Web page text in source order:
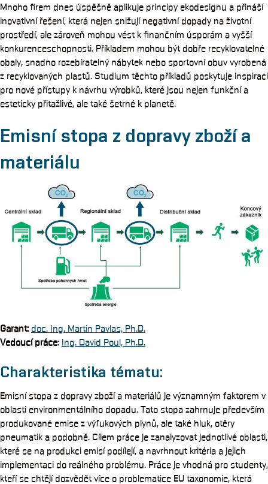
Mnoho firem dnes úspěšně aplikuje principy ekodesignu a přináší
inovativní řešení, která nejen snižují negativní dopady na životní
prostředí, ale zároveň mohou vést k finančním úsporám a vyšší
konkurenceschopnosti. Příkladem mohou být dobře recyklovatelné
obaly, snadno rozebíratelný nábytek nebo sportovní obuv vyrobená
z recyklovaných plastů. Studium těchto příkladů poskytuje inspiraci
pro nové přístupy k návrhu výrobků, které jsou nejen funkční a
esteticky přitažlivé, ale také šetrné k planetě.
Emisní stopa z dopravy zboží a
materiálu
Garant: doc. Ing. Martin Pavlas, Ph.D.
Vedoucí práce: Ing. David Poul, Ph.D.
Charakteristika tématu:
Emisní stopa z dopravy zboží a materiálů je významným faktorem v
oblasti environmentálního dopadu. Tato stopa zahrnuje především
produkované emise z výfukových plynů, ale také hluk, otěry
pneumatik a podobně. Cílem práce je zanalyzovat jednotlivé oblasti,
které se na produkci emisí podílejí, a navrhnout kritéria a jejich
implementaci do reálného problému. Práce je vhodná pro studenty,
kteří se chtějí dozvědět více o problematice EU taxonomie, která